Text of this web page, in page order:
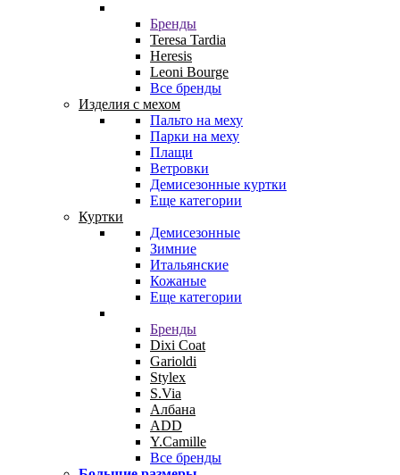
Бренды
Teresa Tardia
Heresis
Leoni Bourge
Все бренды
Изделия с мехом
Пальто на меху
Парки на меху
Плащи
Ветровки
Демисезонные куртки
Еще категории
Куртки
Демисезонные
Зимние
Итальянские
Кожаные
Еще категории
Бренды
Dixi Coat
Garioldi
Stylex
S.Via
Албана
ADD
Y.Camille
Все бренды